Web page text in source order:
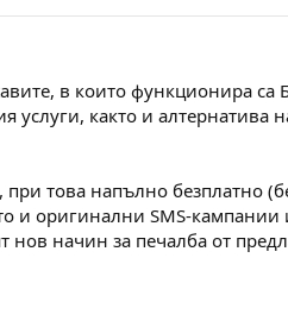
в които функционира
услуги, както и алтернатива
това напълно безплатно
и оригинални SMS-кампании
нов начин за печалба от